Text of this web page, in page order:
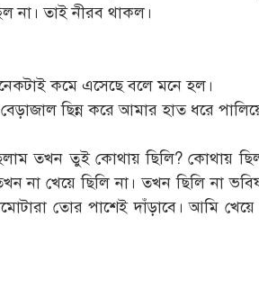
না। তাই নীরব থাকল।
কমে এসেছে বলে মনে হল।
ছিন্ন করে আমার হাত ধরে
তখন তুই কোথায় ছিলি? কোথায়
খেয়ে ছিলি না। তখন ছিলি না
তোর পাশেই দাঁড়াবে। আমি